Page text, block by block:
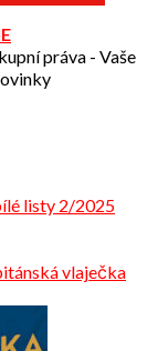
práva - Vaše
listy 2/2025
vlaječka